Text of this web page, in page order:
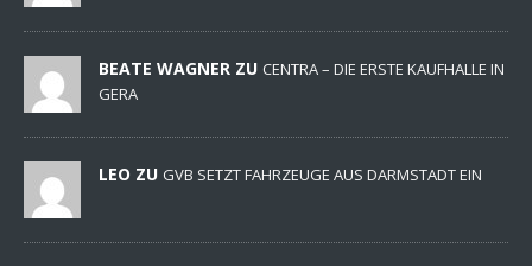
BEATE WAGNER ZU CENTRA – DIE ERSTE KAUFHALLE IN
GERA
LEO ZU GVB SETZT FAHRZEUGE AUS DARMSTADT EIN